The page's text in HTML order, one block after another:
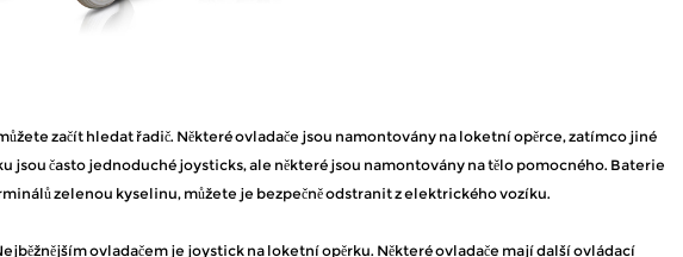
začít hledat řadič. Některé ovladače jsou namontovány na loketní opěrce, zatímco jiné
jsou často jednoduché joysticks, ale některé jsou namontovány na tělo pomocného. Baterie
zelenou kyselinu, můžete je bezpečně odstranit z elektrického vozíku.
ovladačem je joystick na loketní opěrku. Některé ovladače mají další ovládací